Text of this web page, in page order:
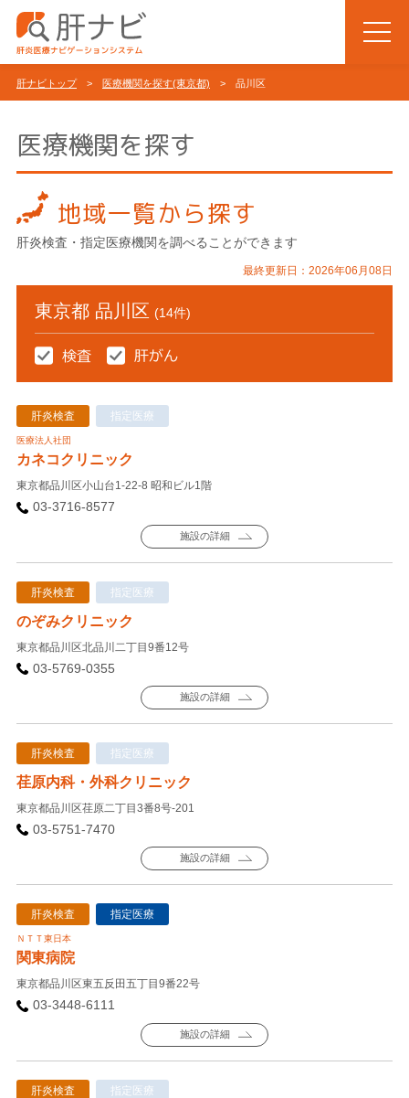
肝ナビトップ> 医療機関を探す(東京都) > 品川区
医療機関を探す
地域一覧から探す
肝炎検査・指定医療機関を調べることができます
最終更新日：2026年06月08日
東京都 品川区 (14件)
肝炎検査 指定医療
医療法人社団
カネコクリニック
東京都品川区小山台1-22-8 昭和ビル1階
03-3716-8577
施設の詳細
肝炎検査 指定医療
のぞみクリニック
東京都品川区北品川二丁目9番12号
03-5769-0355
施設の詳細
肝炎検査 指定医療
荏原内科・外科クリニック
東京都品川区荏原二丁目3番8号-201
03-5751-7470
施設の詳細
肝炎検査 指定医療
ＮＴＴ東日本
関東病院
東京都品川区東五反田五丁目9番22号
03-3448-6111
施設の詳細
肝炎検査 指定医療